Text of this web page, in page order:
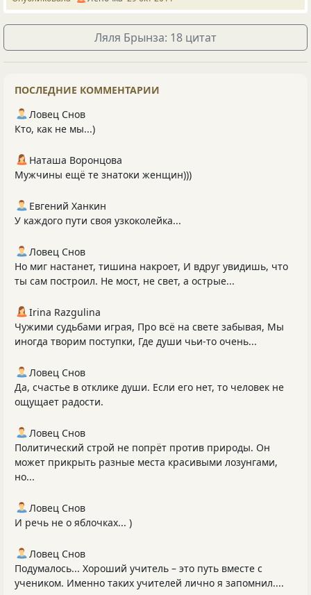
Ляля Брынза: 18 цитат
ПОСЛЕДНИЕ КОММЕНТАРИИ
Ловец Снов
Кто, как не мы...)
Наташа Воронцова
Мужчины ещё те знатоки женщин)))
Евгений Ханкин
У каждого пути своя узкоколейка...
Ловец Снов
Но миг настанет, тишина накроет, И вдруг увидишь, что
ты сам построил. Не мост, не свет, а острые...
Irina Razgulina
Чужими судьбами играя, Про всё на свете забывая, Мы
иногда творим поступки, Где души чьи-то очень...
Ловец Снов
Да, счастье в отклике души. Если его нет, то человек не
ощущает радости.
Ловец Снов
Политический строй не попрёт против природы. Он
может прикрыть разные места красивыми лозунгами,
но...
Ловец Снов
И речь не о яблочках... )
Ловец Снов
Подумалось... Хороший учитель – это путь вместе с
учеником. Именно таких учителей лично я запомнил....